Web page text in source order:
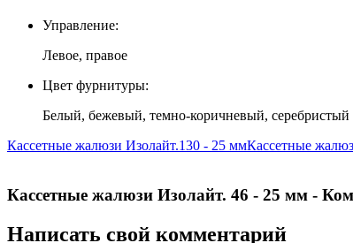
Управление:
Левое, правое
Цвет фурнитуры:
Белый, бежевый, темно-коричневый, серебристый
Кассетные жалюзи Изолайт.130 - 25 ммКассетные
Кассетные жалюзи Изолайт. 46 - 25 мм -
Написать свой комментарий